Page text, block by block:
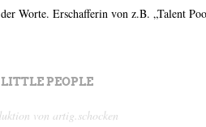
Worte. Erschafferin von z.B. „Talent
PEOPLE
von artig.schocken